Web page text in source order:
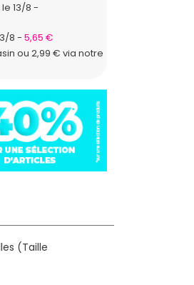
13/8
8
5,65 €
ou 2,99 € via notre
(Taille